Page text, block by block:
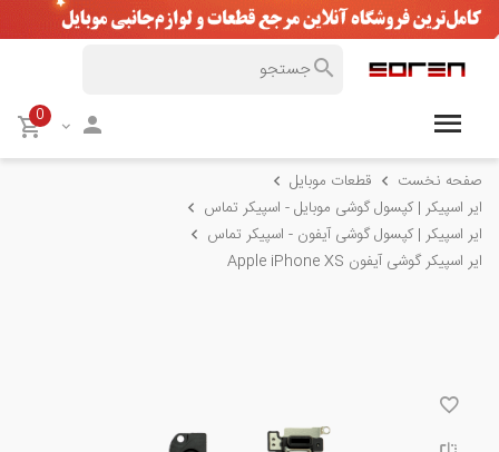
0
صفحه نخست
قطعات موبایل
ایر اسپیکر | کپسول گوشی موبایل - اسپیکر تماس
ایر اسپیکر | کپسول گوشی آیفون - اسپیکر تماس
ایر اسپیکر گوشی آیفون Apple iPhone XS